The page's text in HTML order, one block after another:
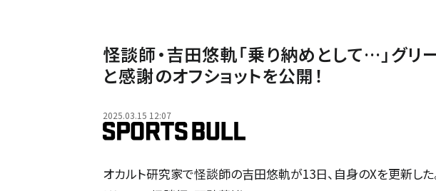
怪談師・吉田悠軌「乗り納めとして…」グ
と感謝のオフショットを公開！
2025.03.15 12:07
オカルト研究家で怪談師の吉田悠軌が13日、自身のXを更新した